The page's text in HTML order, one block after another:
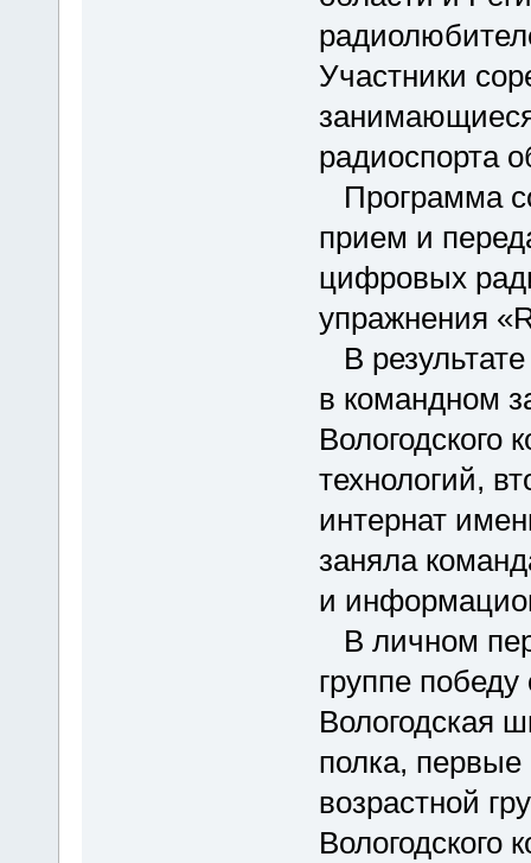
Участники
радиоспорта
Программа
прием и
цифровых
упражнения
В
в командном
технологий,
интернат
заняла
и
В личном
группе
Вологодская
полка,
возрастной